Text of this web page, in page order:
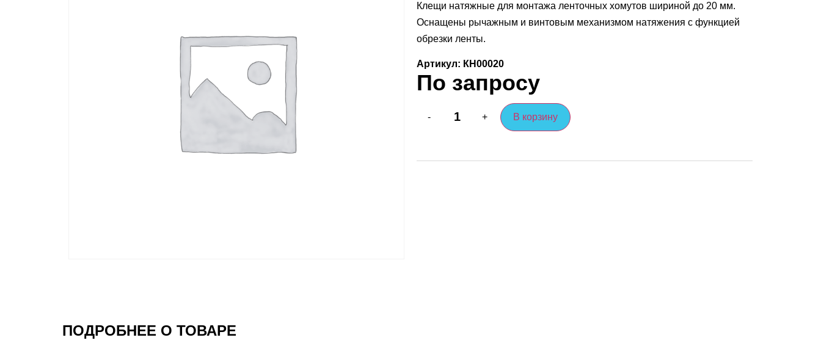
Клещи натяжные для монтажа ленточных хомутов шириной до 20 мм.
Оснащены рычажным и винтовым механизмом натяжения с функцией
обрезки ленты.
Артикул: КН00020
По запросу
- + В корзину
ПОДРОБНЕЕ О ТОВАРЕ